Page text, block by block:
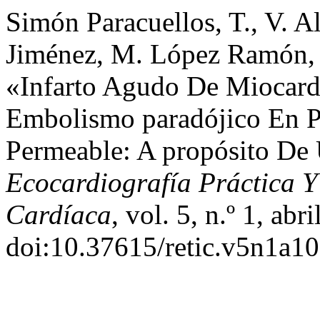
Simón Paracuellos, T., V.
Jiménez, M. López
«Infarto Agudo De
Embolismo paradójico En
Permeable: A propósito
Ecocardiografía Práctica
Cardíaca, vol. 5, n.º 1,
doi:10.37615/